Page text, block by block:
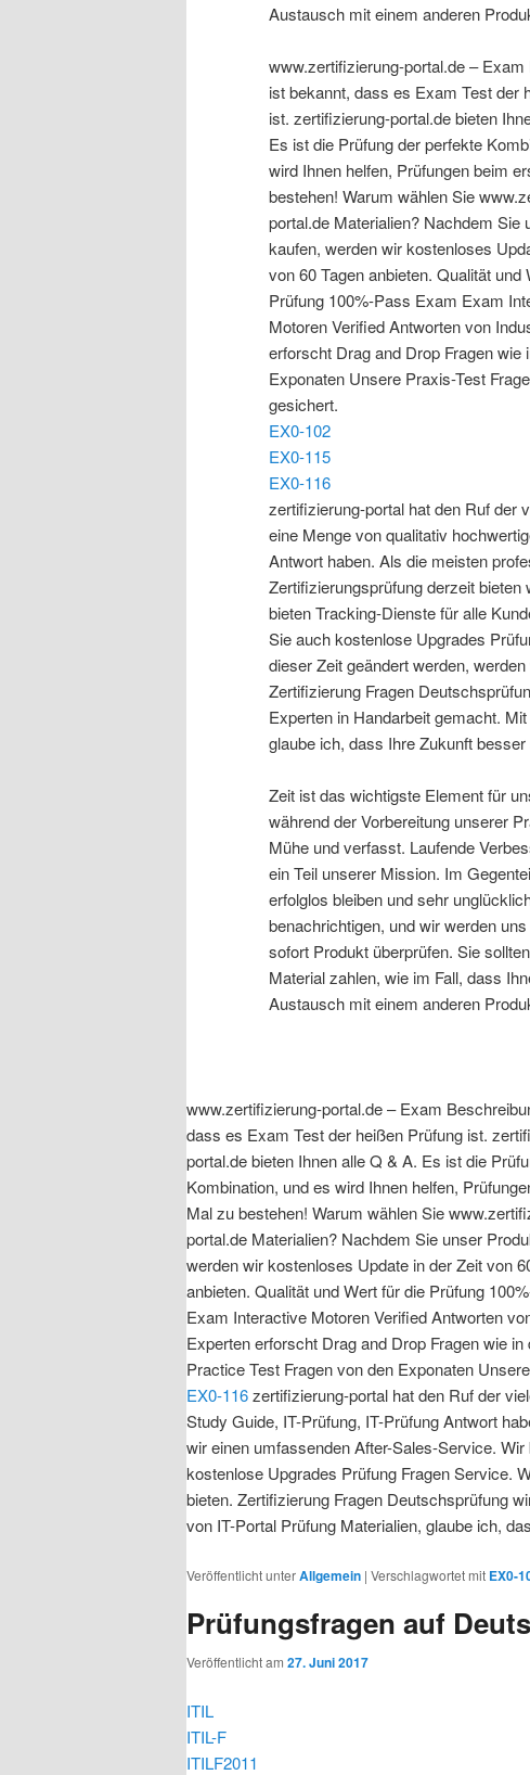
Austausch mit einem anderen
www.zertifizierung-portal.de –
ist bekannt, dass es Exam Test der
ist. zertifizierung-portal.de bieten
Es ist die Prüfung der perfekte
wird Ihnen helfen, Prüfungen beim
bestehen! Warum wählen Sie
portal.de Materialien? Nachdem Sie
kaufen, werden wir kostenloses
von 60 Tagen anbieten. Qualität und
Prüfung 100%-Pass Exam Exam
Motoren Verified Antworten von
erforscht Drag and Drop Fragen
Exponaten Unsere Praxis-Test
gesichert.
EX0-102
EX0-115
EX0-116
zertifizierung-portal hat den Ruf der
eine Menge von qualitativ
Antwort haben. Als die meisten
Zertifizierungsprüfung derzeit
bieten Tracking-Dienste für alle
Sie auch kostenlose Upgrades
dieser Zeit geändert werden,
Zertifizierung Fragen
Experten in Handarbeit gemacht.
glaube ich, dass Ihre Zukunft besser
Zeit ist das wichtigste Element für
während der Vorbereitung unserer
Mühe und verfasst. Laufende
ein Teil unserer Mission. Im
erfolglos bleiben und sehr
benachrichtigen, und wir werden
sofort Produkt überprüfen. Sie
Material zahlen, wie im Fall, dass
Austausch mit einem anderen
www.zertifizierung-portal.de – Exam
dass es Exam Test der heißen Prüfung ist.
portal.de bieten Ihnen alle Q & A. Es ist die
Kombination, und es wird Ihnen helfen,
Mal zu bestehen! Warum wählen Sie
portal.de Materialien? Nachdem Sie unser
werden wir kostenloses Update in der Zeit von
anbieten. Qualität und Wert für die Prüfung
Exam Interactive Motoren Verified Antworten
Experten erforscht Drag and Drop Fragen wie in
Practice Test Fragen von den Exponaten
EX0-116zertifizierung-portal hat den Ruf der
Study Guide, IT-Prüfung, IT-Prüfung Antwort
wir einen umfassenden After-Sales-Service.
kostenlose Upgrades Prüfung Fragen Service.
bieten. Zertifizierung Fragen Deutschsprüfung
von IT-Portal Prüfung Materialien, glaube ich,
Veröffentlicht unterAllgemein | Verschlagwortet mit EX0-
Prüfungsfragen auf
Veröffentlicht am 27. Juni 2017
ITIL
ITIL-F
ITILF2011